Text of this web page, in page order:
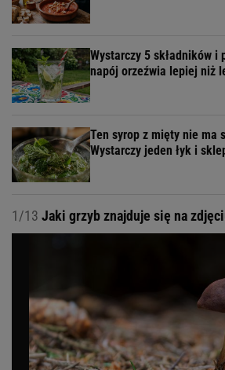
Wystarczy 5 składników
napój orzeźwia lepiej niż
Ten syrop z mięty nie ma
Wystarczy jeden łyk i
1/13 Jaki grzyb znajduje się na